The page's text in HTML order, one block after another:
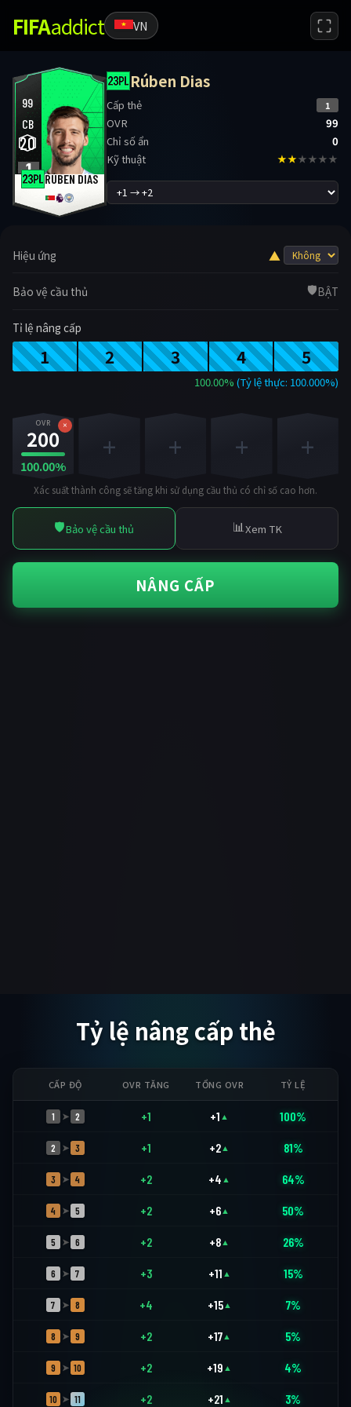
FIFAaddict VN
99
CB
20
1
RÚBEN DIAS
Rúben Dias
Cấp thẻ 1
OVR
99
Chỉ số ẩn
0
Kỹ thuật
★★★★★★
Hiệu ứng ▲
Bảo vệ cầu thủ 🛡️BẬT
Tỉ lệ nâng cấp
1 2 3 4 5
100.00% (Tỷ lệ thực: 100.000%)
OVR
200
100.00%
×
+ + + +
Xác suất thành công sẽ tăng khi sử dụng cầu thủ có chỉ số cao hơn.
🛡️Bảo vệ cầu thủ 📊Xem TK
NÂNG CẤP
Tỷ lệ nâng cấp thẻ
CẤP ĐỘ OVR TĂNG TỔNG OVR TỶ LỆ
1 ➤ 2 +1 +1 ▲ 100%
2 ➤ 3 +1 +2 ▲ 81%
3 ➤ 4 +2 +4 ▲ 64%
4 ➤ 5 +2 +6 ▲ 50%
5 ➤ 6 +2 +8 ▲ 26%
6 ➤ 7 +3 +11 ▲ 15%
7 ➤ 8 +4 +15▲ 7%
8 ➤ 9 +2 +17 ▲ 5%
9 ➤ 10 +2 +19 ▲ 4%
10 ➤ 11 +2 +21 ▲ 3%